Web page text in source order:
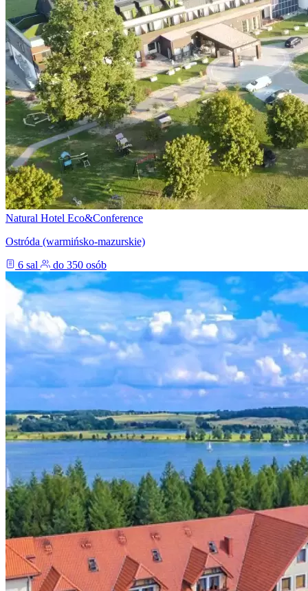
Natural Hotel Eco&Conference
Ostróda (warmińsko-mazurskie)
6 sal
do 350 osób